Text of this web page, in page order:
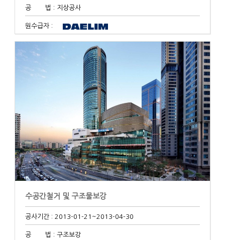
공 법 : 지상공사
원수급자 :
수공간철거 및 구조물보강
공사기간 : 2013-01-21 ~2013-04-30
공 법 : 구조보강